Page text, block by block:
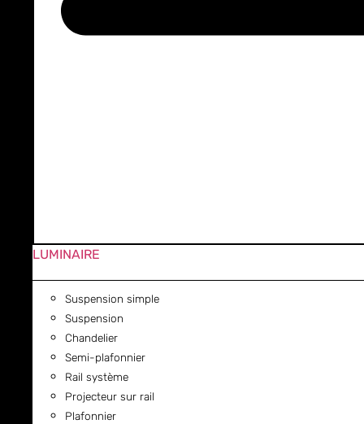
LUMINAIRE
Suspension simple
Suspension
Chandelier
Semi-plafonnier
Rail système
Projecteur sur rail
Plafonnier